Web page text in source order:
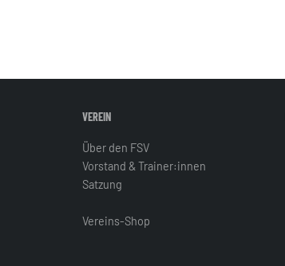
VEREIN
Über den FSV
Vorstand & Trainer:innen
Satzung
Vereins-Shop